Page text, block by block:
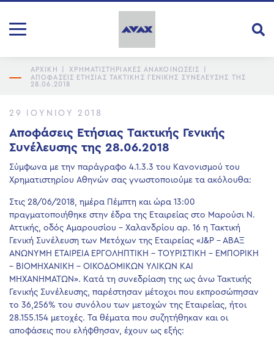
ΑΡΧΙΚΗ ΧΡΗΜΑΤΙΣΤΗΡΙΑΚΕΣ ΑΝΑΚΟΙΝΩΣΕΙΣ
ΑΠΟΦΆΣΕΙΣ ΕΤΉΣΙΑΣ ΤΑΚΤΙΚΉΣ ΓΕΝΙΚΉΣ ΣΥΝΈΛΕΥΣΗΣ ΤΗΣ
28.06.2018
29 ΙΟΥΝΊΟΥ 2018
Αποφάσεις Ετήσιας Τακτικής Γενικής
Συνέλευσης της 28.06.2018
Σύμφωνα με την παράγραφο 4.1.3.3 του Κανονισμού του
Χρηματιστηρίου Αθηνών σας γνωστοποιούμε τα ακόλουθα:
Στις 28/06/2018, ημέρα Πέμπτη και ώρα 13:00
πραγματοποιήθηκε στην έδρα της Εταιρείας στο Μαρούσι Ν.
Αττικής, οδός Αμαρουσίου – Χαλανδρίου αρ. 16 η Τακτική
Γενική Συνέλευση των Μετόχων της Εταιρείας «J&P – ABAΞ
ΑΝΩΝΥΜΗ ΕΤΑΙΡΕΙΑ ΕΡΓΟΛΗΠΤΙΚΗ – ΤΟΥΡΙΣΤΙΚΗ – ΕΜΠΟΡΙΚΗ
– ΒΙΟΜΗΧΑΝΙΚΗ – ΟΙΚΟΔΟΜΙΚΩΝ ΥΛΙΚΩΝ ΚΑΙ
ΜΗΧΑΝΗΜΑΤΩΝ». Κατά τη συνεδρίαση της ως άνω Τακτικής
Γενικής Συνέλευσης, παρέστησαν μέτοχοι που εκπροσώπησαν
το 36,256% του συνόλου των μετοχών της Εταιρείας, ήτοι
28.155.154 μετοχές. Τα θέματα που συζητήθηκαν και οι
αποφάσεις που ελήφθησαν, έχουν ως εξής: